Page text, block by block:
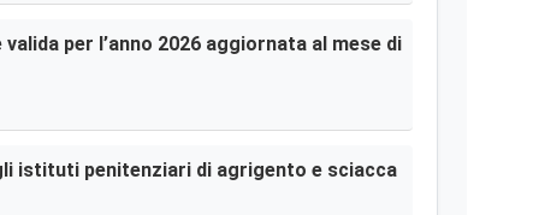
per l’anno 2026 aggiornata al mese di
istituti penitenziari di agrigento e sciacca